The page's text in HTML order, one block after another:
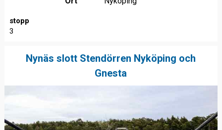
stopp
3
Nynäs slott Stendörren Nyköping och
Gnesta